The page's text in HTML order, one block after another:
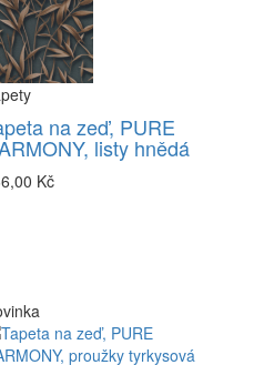
na zeď, PURE
listy hnědá
Kč